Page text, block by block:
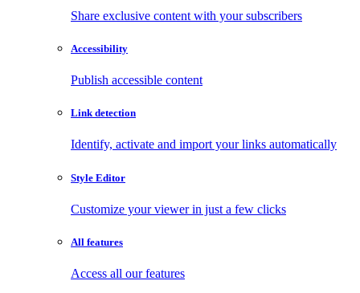
Share exclusive content with your subscribers
Accessibility
Publish accessible content
Link detection
Identify, activate and import your links automatically
Style Editor
Customize your viewer in just a few clicks
All features
Access all our features